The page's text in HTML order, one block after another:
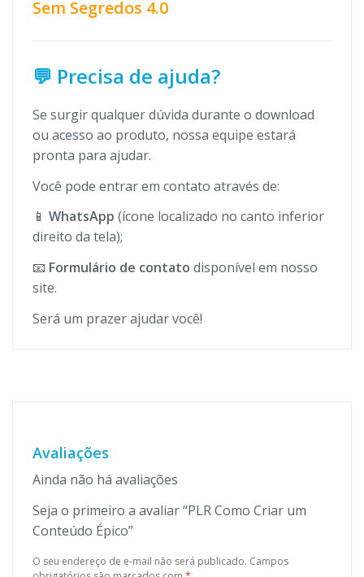
Sem Segredos 4.0
💬 Precisa de ajuda?
Se surgir qualquer dúvida durante o download
ou acesso ao produto, nossa equipe estará
pronta para ajudar.
Você pode entrar em contato através de:
📱 WhatsApp (ícone localizado no canto inferior
direito da tela);
📧 Formulário de contato disponível em nosso
site.
Será um prazer ajudar você!
Avaliações
Ainda não há avaliações
Seja o primeiro a avaliar “PLR Como Criar um
Conteúdo Épico”
O seu endereço de e-mail não será publicado. Campos